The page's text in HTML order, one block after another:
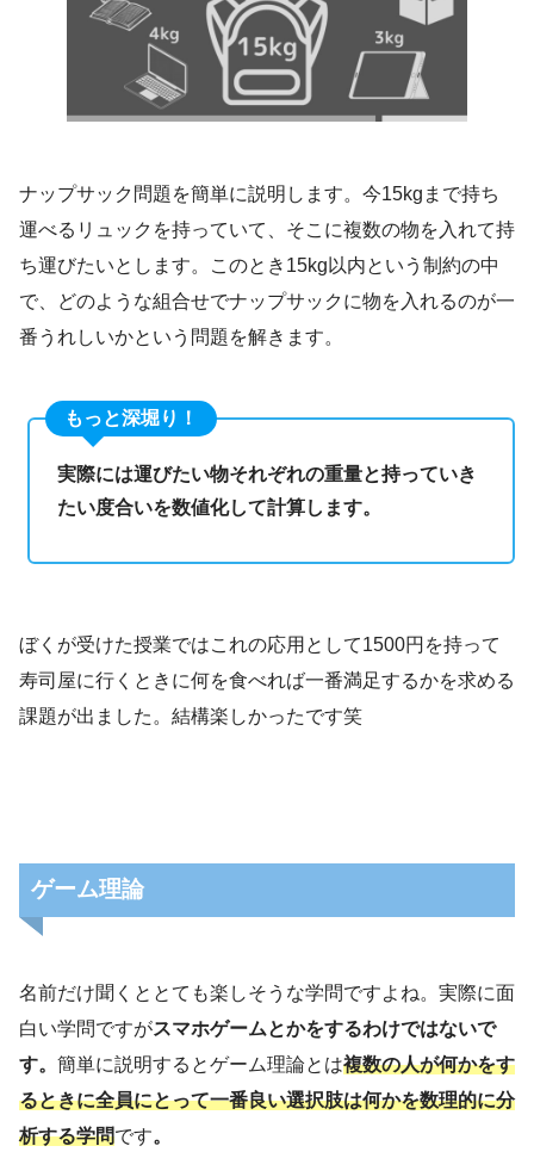
ナップサック問題を簡単に説明します。今15kgまで持ち
運べるリュックを持っていて、そこに複数の物を入れて持
ち運びたいとします。このとき15kg以内という制約の中
で、どのような組合せでナップサックに物を入れるのが一
番うれしいかという問題を解きます。
もっと深堀り！
実際には運びたい物それぞれの重量と持っていき
たい度合いを数値化して計算します。
ぼくが受けた授業ではこれの応用として1500円を持って
寿司屋に行くときに何を食べれば一番満足するかを求める
課題が出ました。結構楽しかったです笑
ゲーム理論
名前だけ聞くととても楽しそうな学問ですよね。実際に面
白い学問ですがスマホゲームとかをするわけではないで
す。 簡単に説明するとゲーム理論とは複数の人が何かをす
るときに全員にとって一番良い選択肢は何かを数理的に分
析する学問です。